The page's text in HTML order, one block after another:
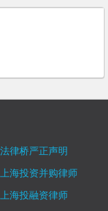
法律桥严正声明
上海投资并购律师
上海投融资律师